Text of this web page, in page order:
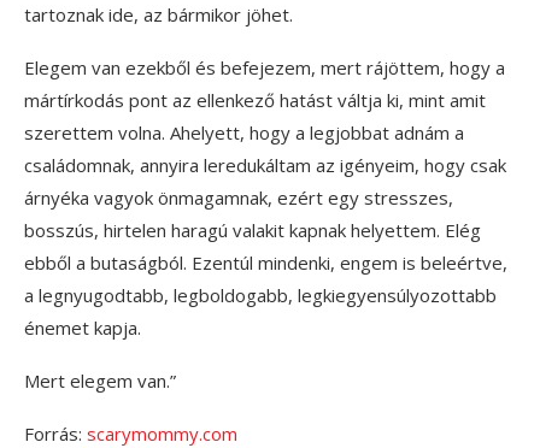
tartoznak ide, az bármikor jöhet.
Elegem van ezekből és befejezem, mert rájöttem, hogy a
mártírkodás pont az ellenkező hatást váltja ki, mint amit
szerettem volna. Ahelyett, hogy a legjobbat adnám a
családomnak, annyira leredukáltam az igényeim, hogy csak
árnyéka vagyok önmagamnak, ezért egy stresszes,
bosszús, hirtelen haragú valakit kapnak helyettem. Elég
ebből a butaságból. Ezentúl mindenki, engem is beleértve,
a legnyugodtabb, legboldogabb, legkiegyensúlyozottabb
énemet kapja.
Mert elegem van.”
Forrás: scarymommy.com